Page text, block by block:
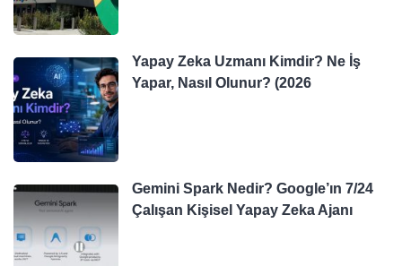
Yapay Zeka Uzmanı Kimdir? Ne İş
Yapar, Nasıl Olunur? (2026
Gemini Spark Nedir? Google’ın 7/24
Çalışan Kişisel Yapay Zeka Ajanı